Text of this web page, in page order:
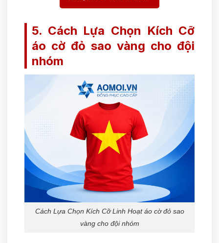
5. Cách Lựa Chọn Kích Cỡ
áo cờ đỏ sao vàng cho đội
nhóm
Cách Lựa Chọn Kích Cỡ Linh Hoạt áo cờ đỏ sao
vàng cho đội nhóm